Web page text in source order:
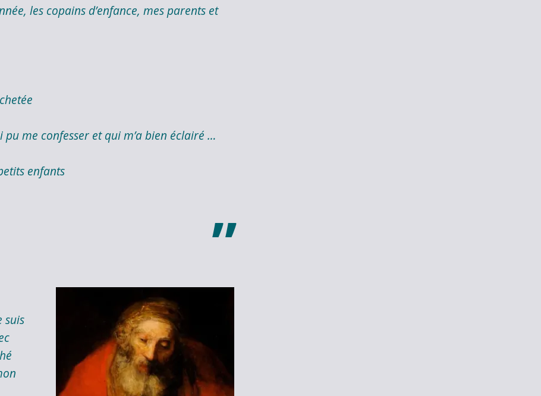
les copains d’enfance, mes parents et
me confesser et qui m’a bien éclairé …
enfants
suis